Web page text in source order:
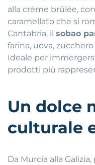
alla crème brûlée,
caramellato che si
Cantabria, il sobao
farina, uova,
Ideale per
prodotti più
Un dolce
culturale
Da Murcia alla